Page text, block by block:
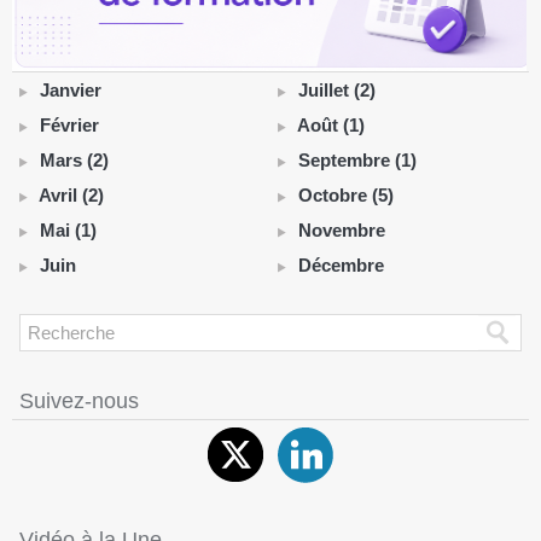
Janvier
Février
Mars (2)
Avril (2)
Mai (1)
Juin
Juillet (2)
Août (1)
Septembre (1)
Octobre (5)
Novembre
Décembre
Suivez-nous